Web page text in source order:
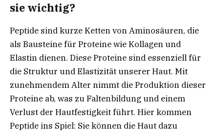
sie wichtig?
Peptide sind kurze Ketten von Aminosäuren, die
als Bausteine für Proteine wie Kollagen und
Elastin dienen. Diese Proteine sind essenziell für
die Struktur und Elastizität unserer Haut. Mit
zunehmendem Alter nimmt die Produktion dieser
Proteine ab, was zu Faltenbildung und einem
Verlust der Hautfestigkeit führt. Hier kommen
Peptide ins Spiel: Sie können die Haut dazu